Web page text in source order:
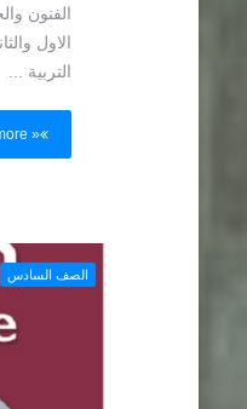
الفنون
الاول
التربية ...
»
الصف السادس